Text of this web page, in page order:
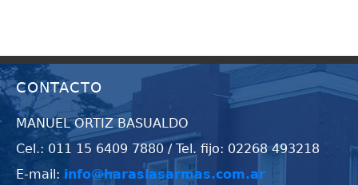
CONTACTO
MANUEL ORTIZ BASUALDO
Cel.: 011 15 6409 7880 / Tel. fijo: 02268 493218
E-mail: info@haraslasarmas.com.ar